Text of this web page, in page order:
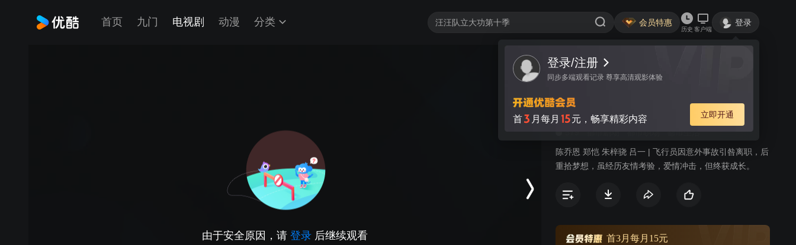
首页 九门 电视剧 动漫 分类 会员特惠
历史 客户端
登录
登录/注册
同步多端观看记录 尊享高清观影体验
首3 月每月 15元，畅享精彩内容 立即开通
由于安全原因，请 登录 后继续观看
视频 讨论
壮志高飞
都市职场 都市生活
陈乔恩 郑恺 朱梓骁 吕一 | 飞行员因意外事故引咎离职，后
重拾梦想，虽经历友情考验，爱情冲击，但终获成长。
首3月每月15元